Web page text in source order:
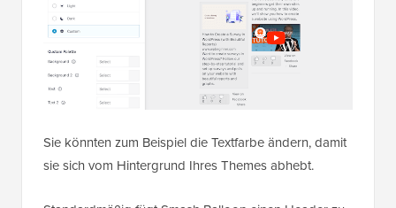
Sie könnten zum Beispiel die Textfarbe ändern, damit
sie sich vom Hintergrund Ihres Themes abhebt.